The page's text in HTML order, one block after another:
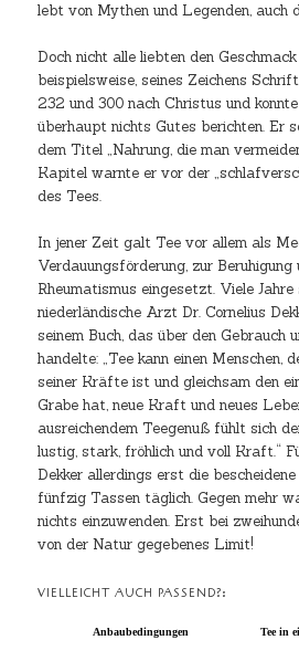
lebt von Mythen und Legenden, auch
Doch nicht alle liebten den
beispielsweise, seines Zeichens
232 und 300 nach Christus und
überhaupt nichts Gutes berichten. Er
dem Titel „Nahrung, die man
Kapitel warnte er vor der
des Tees.
In jener Zeit galt Tee vor allem als
Verdauungsförderung, zur
Rheumatismus eingesetzt. Viele
niederländische Arzt Dr. Cornelius
seinem Buch, das über den Gebrauch
handelte: „Tee kann einen Menschen,
seiner Kräfte ist und gleichsam den
Grabe hat, neue Kraft und neues
ausreichendem Teegenuß fühlt sich
lustig, stark, fröhlich und voll Kraft.“
Dekker allerdings erst die
fünfzig Tassen täglich. Gegen mehr
nichts einzuwenden. Erst bei
von der Natur gegebenes Limit!
VIELLEICHT AUCH PASSEND?:
Anbaubedingungen Tee in